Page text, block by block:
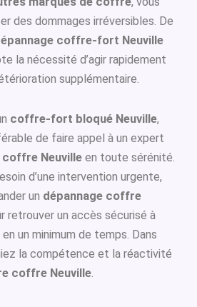
des dommages irréversibles. De
coffre-fort Neuville
la nécessité d’agir rapidement
supplémentaire.
coffre-fort bloqué Neuville,
de faire appel à un expert
coffre Neuville en toute sérénité.
d’une intervention urgente,
un dépannage coffre
retrouver un accès sécurisé à
un minimum de temps. Dans
la compétence et la réactivité
coffre Neuville.